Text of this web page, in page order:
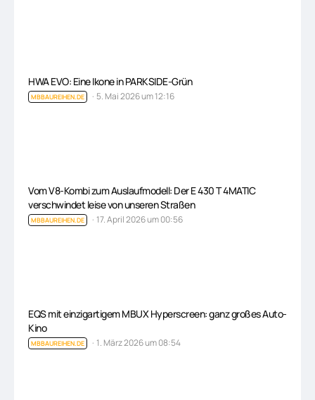
HWA EVO: Eine Ikone in PARKSIDE-Grün
MBBAUREIHEN.DE 5. Mai 2026 um 12:16
Vom V8-Kombi zum Auslaufmodell: Der E 430 T 4MATIC
verschwindet leise von unseren Straßen
MBBAUREIHEN.DE 17. April 2026 um 00:56
EQS mit einzigartigem MBUX Hyperscreen: ganz großes Auto-
Kino
MBBAUREIHEN.DE 1. März 2026 um 08:54